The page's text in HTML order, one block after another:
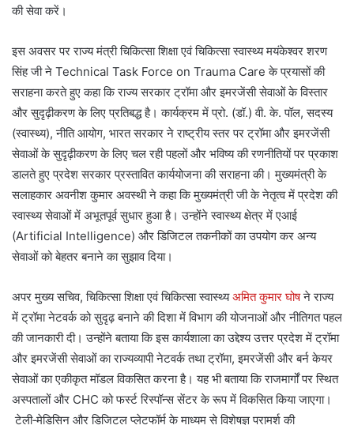
की सेवा करें।
इस अवसर पर राज्य मंत्री चिकित्सा शिक्षा एवं चिकित्सा स्वास्थ्य मयंकेश्वर शरण
सिंह जी ने Technical Task Force on Trauma Care के प्रयासों की
सराहना करते हुए कहा कि राज्य सरकार ट्रॉमा और इमरजेंसी सेवाओं के विस्तार
और सुदृढ़ीकरण के लिए प्रतिबद्ध है। कार्यक्रम में प्रो. (डॉ.) वी. के. पॉल, सदस्य
(स्वास्थ्य), नीति आयोग, भारत सरकार ने राष्ट्रीय स्तर पर ट्रॉमा और इमरजेंसी
सेवाओं के सुदृढ़ीकरण के लिए चल रही पहलों और भविष्य की रणनीतियों पर प्रकाश
डालते हुए प्रदेश सरकार प्रस्तावित कार्ययोजना की सराहना की। मुख्यमंत्री के
सलाहकार अवनीश कुमार अवस्थी ने कहा कि मुख्यमंत्री जी के नेतृत्व में प्रदेश की
स्वास्थ्य सेवाओं में अभूतपूर्व सुधार हुआ है। उन्होंने स्वास्थ्य क्षेत्र में एआई
(Artificial Intelligence) और डिजिटल तकनीकों का उपयोग कर अन्य
सेवाओं को बेहतर बनाने का सुझाव दिया।
अपर मुख्य सचिव, चिकित्सा शिक्षा एवं चिकित्सा स्वास्थ्यअमित कुमार घोषने राज्य
में ट्रॉमा नेटवर्क को सुदृढ़ बनाने की दिशा में विभाग की योजनाओं और नीतिगत पहल
की जानकारी दी। उन्होंने बताया कि इस कार्यशाला का उद्देश्य उत्तर प्रदेश में ट्रॉमा
और इमरजेंसी सेवाओं का राज्यव्यापी नेटवर्क तथा ट्रॉमा, इमरजेंसी और बर्न केयर
सेवाओं का एकीकृत मॉडल विकसित करना है। यह भी बताया कि राजमार्गों पर स्थित
अस्पतालों और CHC को फर्स्ट रिस्पॉन्स सेंटर के रूप में विकसित किया जाएगा।
टेली‑मेडिसिन और डिजिटल प्लेटफॉर्म के माध्यम से विशेषज्ञ परामर्श की